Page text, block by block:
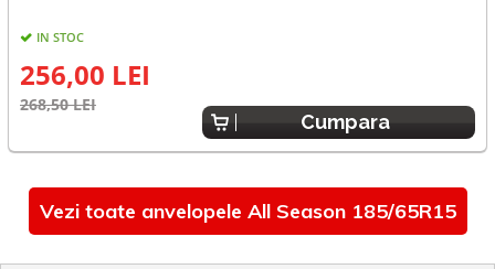
IN STOC
256,00 LEI
268,50 LEI
Cumpara
Vezi toate anvelopele All Season 185/65R15